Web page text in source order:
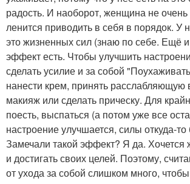
радость. И наоборот, женщина не очень
ленится приводить в себя в порядок. У
это жизненных сил (знаю по себе. Ещё
эффект есть. Чтобы улучшить
сделать усилие и за собой
нанести крем, принять расслабляющую
макияж или сделать прическу. Для
поесть, выспаться (а потом уже все
настроение улучшается, силы откуда-то
Замечали такой эффект? Я да. Хочется
и достигать своих целей. Поэтому,
от ухода за собой слишком много,